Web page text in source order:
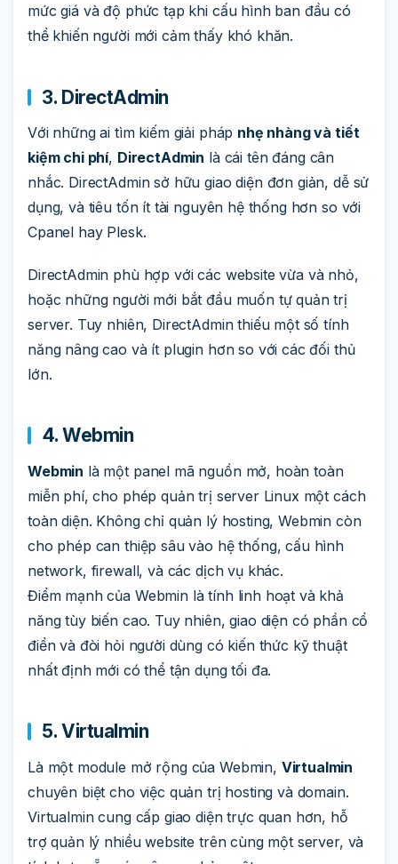
mức giá và độ phức tạp khi cấu hình ban đầu có
thể khiến người mới cảm thấy khó khăn.
3. DirectAdmin
Với những ai tìm kiếm giải pháp nhẹ nhàng và tiết
kiệm chi phí, DirectAdmin là cái tên đáng cân
nhắc. DirectAdmin sở hữu giao diện đơn giản, dễ sử
dụng, và tiêu tốn ít tài nguyên hệ thống hơn so với
Cpanel hay Plesk.
DirectAdmin phù hợp với các website vừa và nhỏ,
hoặc những người mới bắt đầu muốn tự quản trị
server. Tuy nhiên, DirectAdmin thiếu một số tính
năng nâng cao và ít plugin hơn so với các đối thủ
lớn.
4. Webmin
Webmin là một panel mã nguồn mở, hoàn toàn
miễn phí, cho phép quản trị server Linux một cách
toàn diện. Không chỉ quản lý hosting, Webmin còn
cho phép can thiệp sâu vào hệ thống, cấu hình
network, firewall, và các dịch vụ khác.
Điểm mạnh của Webmin là tính linh hoạt và khả
năng tùy biến cao. Tuy nhiên, giao diện có phần cổ
điển và đòi hỏi người dùng có kiến thức kỹ thuật
nhất định mới có thể tận dụng tối đa.
5. Virtualmin
Là một module mở rộng của Webmin, Virtualmin
chuyên biệt cho việc quản trị hosting và domain.
Virtualmin cung cấp giao diện trực quan hơn, hỗ
trợ quản lý nhiều website trên cùng một server, và